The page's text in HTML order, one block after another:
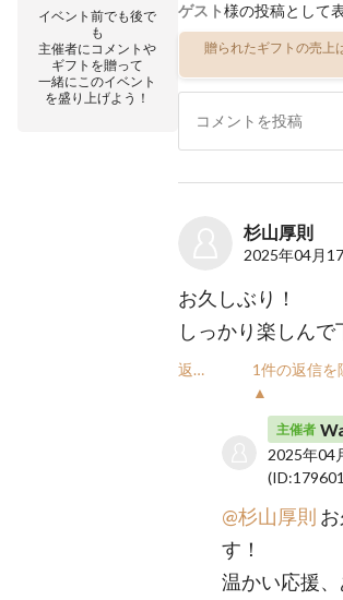
イベント前でも後で
も
主催者にコメントや
ギフトを贈って
一緒にこのイベント
を盛り上げよう！
ゲスト様の投稿として
贈られたギフトの売上
杉山厚則
2025年04月
お久しぶり！
しっかり楽しんで
返信
1件の返信を
▲
主催者
2025年04
@杉山厚則
す！
温かい応援